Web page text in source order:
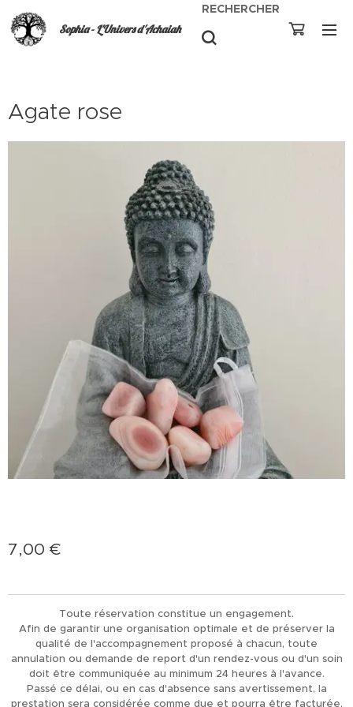
Sophia - L'Univers d'Achaiah
RECHERCHER
Agate rose
7,00 €
Toute réservation constitue un engagement.
Afin de garantir une organisation optimale et de préserver la
qualité de l'accompagnement proposé à chacun, toute
annulation ou demande de report d'un rendez-vous ou d'un soin
doit être communiquée au minimum 24 heures à l'avance.
Passé ce délai, ou en cas d'absence sans avertissement, la
prestation sera considérée comme due et pourra être facturée.